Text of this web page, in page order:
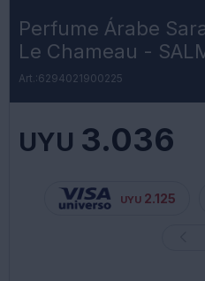
Perfume Árabe
Le Chameau -
6294021900225
UYU 3.036
UYU 2.125